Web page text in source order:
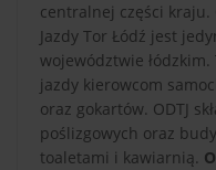
centralnej części kraju.
Jazdy Tor Łódź jest
województwie
jazdy kierowcom
oraz gokartów. ODTJ
poślizgowych oraz
toaletami i kawiarnią.